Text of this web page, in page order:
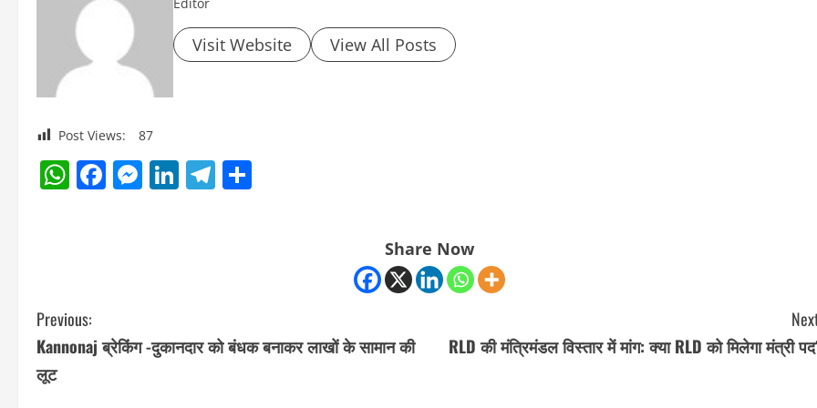
Visit Website View All Posts
Post Views: 87
WhatsApp
Facebook
Messenger
LinkedIn
Telegram
Share Now
C
o
Previous:
Kannonaj ब्रेकिंग -दुकानदार को बंधक बनाकर लाखों के सामान की
लूट
RLD की मंत्रिमंडल विस्तार में मांग: क्या RLD को मिलेगा मंत्री